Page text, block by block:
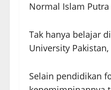
Normal Islam
Tak hanya belajar
University
Selain pendidikan